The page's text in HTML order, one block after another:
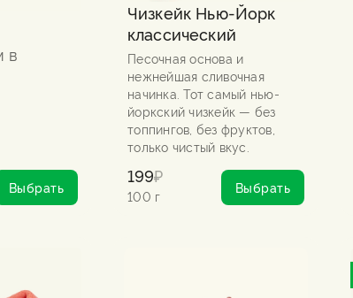
в
Выбрать
Чизкейк Нью-Йорк
классический
Песочная основа и
нежнейшая сливочная
начинка. Тот самый нью-
йоркский чизкейк — без
топпингов, без фруктов,
только чистый вкус.
199₽
100 г
Выбрать